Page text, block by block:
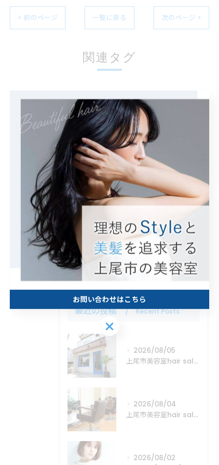
< 前のページ 一覧に戻る 次のページ >
関連タグ
#ハイライト
カテゴリー Categories
全てのカテゴリー
カット
カラー
白髪ぼかし
トリートメント
縮毛矯正
最近の投稿 Recent Posts
2026/08/05
上尾市美容室hair salon Mare
2026/08/04
上尾市美容室hair salon Mare
2026/08/02
お問い合わせはこちら
お問い合わせはこちら